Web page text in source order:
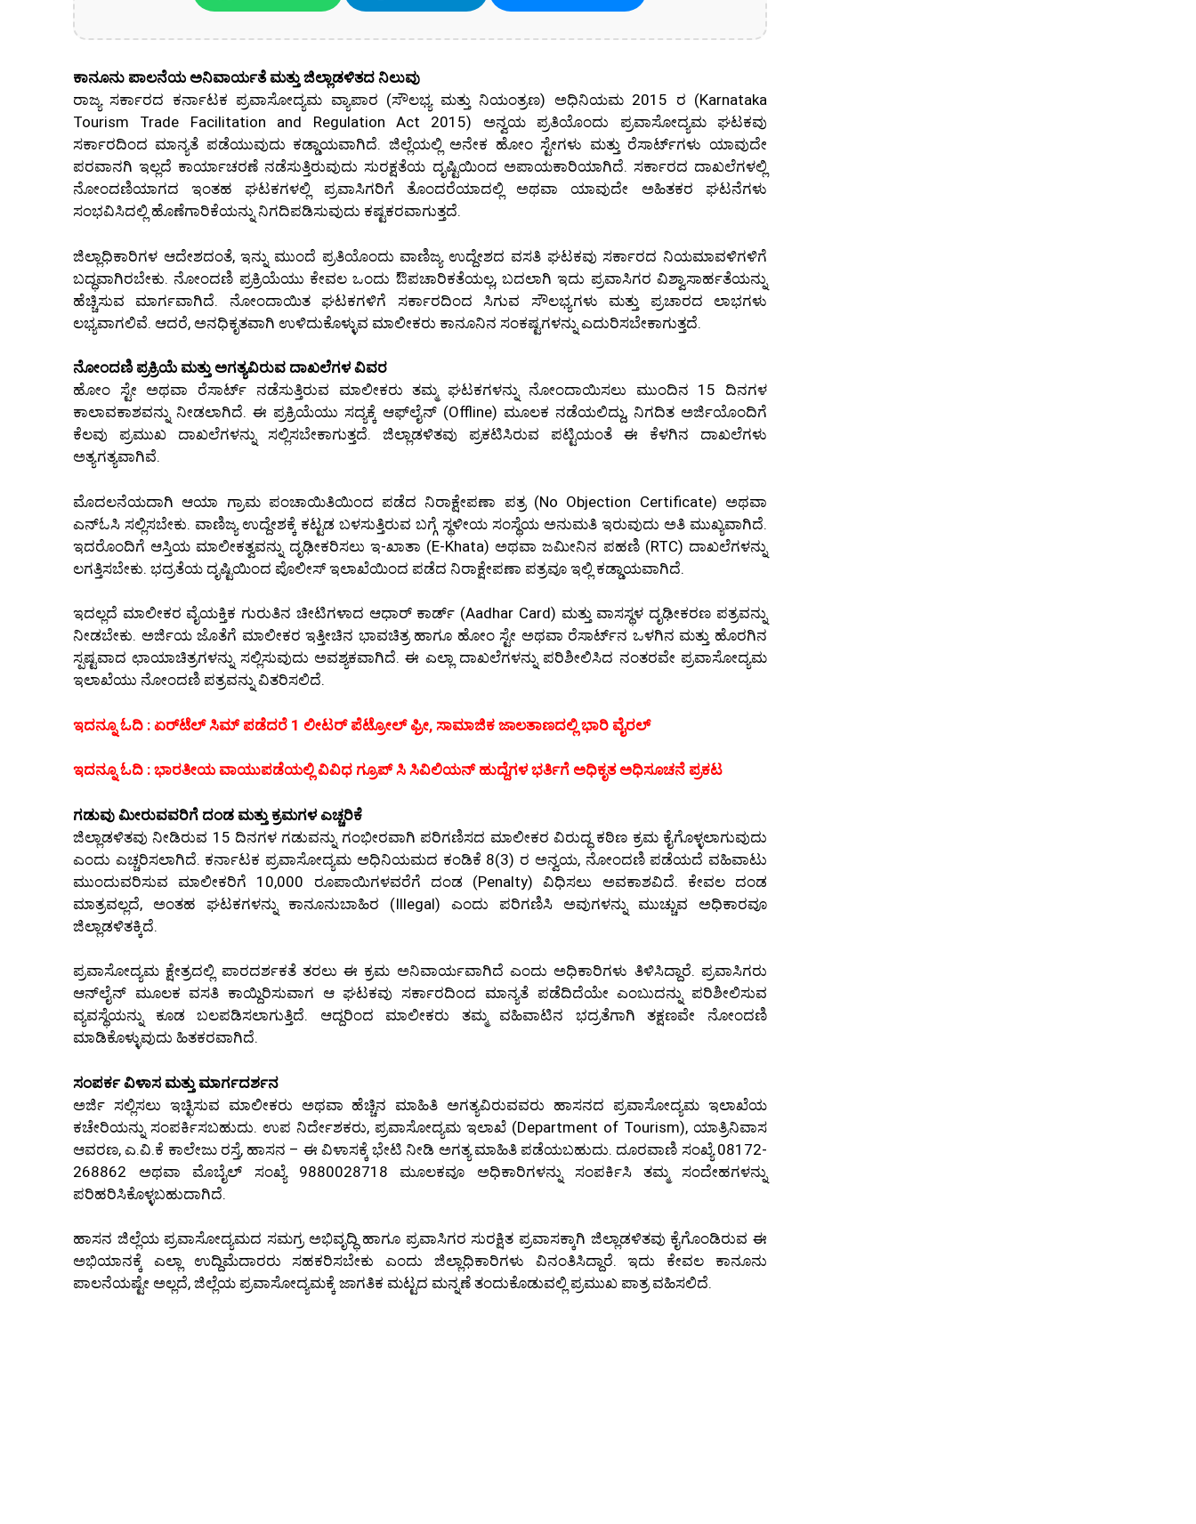
ಕಾನೂನು ಪಾಲನೆಯ ಅನಿವಾರ್ಯತೆ ಮತ್ತು ಜಿಲ್ಲಾಡಳಿತದ ನಿಲುವು
ರಾಜ್ಯ ಸರ್ಕಾರದ ಕರ್ನಾಟಕ ಪ್ರವಾಸೋದ್ಯಮ ವ್ಯಾಪಾರ (ಸೌಲಭ್ಯ ಮತ್ತು ನಿಯಂತ್ರಣ) ಅಧಿನಿಯಮ 2015 ರ (Karnataka
Tourism Trade Facilitation and Regulation Act 2015) ಅನ್ವಯ ಪ್ರತಿಯೊಂದು ಪ್ರವಾಸೋದ್ಯಮ ಘಟಕವು
ಸರ್ಕಾರದಿಂದ ಮಾನ್ಯತೆ ಪಡೆಯುವುದು ಕಡ್ಡಾಯವಾಗಿದೆ. ಜಿಲ್ಲೆಯಲ್ಲಿ ಅನೇಕ ಹೋಂ ಸ್ಟೇಗಳು ಮತ್ತು ರೆಸಾರ್ಟ್‌ಗಳು ಯಾವುದೇ
ಪರವಾನಗಿ ಇಲ್ಲದೆ ಕಾರ್ಯಾಚರಣೆ ನಡೆಸುತ್ತಿರುವುದು ಸುರಕ್ಷತೆಯ ದೃಷ್ಟಿಯಿಂದ ಅಪಾಯಕಾರಿಯಾಗಿದೆ. ಸರ್ಕಾರದ ದಾಖಲೆಗಳಲ್ಲಿ
ನೋಂದಣಿಯಾಗದ ಇಂತಹ ಘಟಕಗಳಲ್ಲಿ ಪ್ರವಾಸಿಗರಿಗೆ ತೊಂದರೆಯಾದಲ್ಲಿ ಅಥವಾ ಯಾವುದೇ ಅಹಿತಕರ ಘಟನೆಗಳು
ಸಂಭವಿಸಿದಲ್ಲಿ ಹೊಣೆಗಾರಿಕೆಯನ್ನು ನಿಗದಿಪಡಿಸುವುದು ಕಷ್ಟಕರವಾಗುತ್ತದೆ.
ಜಿಲ್ಲಾಧಿಕಾರಿಗಳ ಆದೇಶದಂತೆ, ಇನ್ನು ಮುಂದೆ ಪ್ರತಿಯೊಂದು ವಾಣಿಜ್ಯ ಉದ್ದೇಶದ ವಸತಿ ಘಟಕವು ಸರ್ಕಾರದ ನಿಯಮಾವಳಿಗಳಿಗೆ
ಬದ್ಧವಾಗಿರಬೇಕು. ನೋಂದಣಿ ಪ್ರಕ್ರಿಯೆಯು ಕೇವಲ ಒಂದು ಔಪಚಾರಿಕತೆಯಲ್ಲ, ಬದಲಾಗಿ ಇದು ಪ್ರವಾಸಿಗರ ವಿಶ್ವಾಸಾರ್ಹತೆಯನ್ನು
ಹೆಚ್ಚಿಸುವ ಮಾರ್ಗವಾಗಿದೆ. ನೋಂದಾಯಿತ ಘಟಕಗಳಿಗೆ ಸರ್ಕಾರದಿಂದ ಸಿಗುವ ಸೌಲಭ್ಯಗಳು ಮತ್ತು ಪ್ರಚಾರದ ಲಾಭಗಳು
ಲಭ್ಯವಾಗಲಿವೆ. ಆದರೆ, ಅನಧಿಕೃತವಾಗಿ ಉಳಿದುಕೊಳ್ಳುವ ಮಾಲೀಕರು ಕಾನೂನಿನ ಸಂಕಷ್ಟಗಳನ್ನು ಎದುರಿಸಬೇಕಾಗುತ್ತದೆ.
ನೋಂದಣಿ ಪ್ರಕ್ರಿಯೆ ಮತ್ತು ಅಗತ್ಯವಿರುವ ದಾಖಲೆಗಳ ವಿವರ
ಹೋಂ ಸ್ಟೇ ಅಥವಾ ರೆಸಾರ್ಟ್ ನಡೆಸುತ್ತಿರುವ ಮಾಲೀಕರು ತಮ್ಮ ಘಟಕಗಳನ್ನು ನೋಂದಾಯಿಸಲು ಮುಂದಿನ 15 ದಿನಗಳ
ಕಾಲಾವಕಾಶವನ್ನು ನೀಡಲಾಗಿದೆ. ಈ ಪ್ರಕ್ರಿಯೆಯು ಸದ್ಯಕ್ಕೆ ಆಫ್‌ಲೈನ್ (Offline) ಮೂಲಕ ನಡೆಯಲಿದ್ದು, ನಿಗದಿತ ಅರ್ಜಿಯೊಂದಿಗೆ
ಕೆಲವು ಪ್ರಮುಖ ದಾಖಲೆಗಳನ್ನು ಸಲ್ಲಿಸಬೇಕಾಗುತ್ತದೆ. ಜಿಲ್ಲಾಡಳಿತವು ಪ್ರಕಟಿಸಿರುವ ಪಟ್ಟಿಯಂತೆ ಈ ಕೆಳಗಿನ ದಾಖಲೆಗಳು
ಅತ್ಯಗತ್ಯವಾಗಿವೆ.
ಮೊದಲನೆಯದಾಗಿ ಆಯಾ ಗ್ರಾಮ ಪಂಚಾಯಿತಿಯಿಂದ ಪಡೆದ ನಿರಾಕ್ಷೇಪಣಾ ಪತ್ರ (No Objection Certificate) ಅಥವಾ
ಎನ್‌ಓಸಿ ಸಲ್ಲಿಸಬೇಕು. ವಾಣಿಜ್ಯ ಉದ್ದೇಶಕ್ಕೆ ಕಟ್ಟಡ ಬಳಸುತ್ತಿರುವ ಬಗ್ಗೆ ಸ್ಥಳೀಯ ಸಂಸ್ಥೆಯ ಅನುಮತಿ ಇರುವುದು ಅತಿ ಮುಖ್ಯವಾಗಿದೆ.
ಇದರೊಂದಿಗೆ ಆಸ್ತಿಯ ಮಾಲೀಕತ್ವವನ್ನು ದೃಢೀಕರಿಸಲು ಇ-ಖಾತಾ (E-Khata) ಅಥವಾ ಜಮೀನಿನ ಪಹಣಿ (RTC) ದಾಖಲೆಗಳನ್ನು
ಲಗತ್ತಿಸಬೇಕು. ಭದ್ರತೆಯ ದೃಷ್ಟಿಯಿಂದ ಪೊಲೀಸ್ ಇಲಾಖೆಯಿಂದ ಪಡೆದ ನಿರಾಕ್ಷೇಪಣಾ ಪತ್ರವೂ ಇಲ್ಲಿ ಕಡ್ಡಾಯವಾಗಿದೆ.
ಇದಲ್ಲದೆ ಮಾಲೀಕರ ವೈಯಕ್ತಿಕ ಗುರುತಿನ ಚೀಟಿಗಳಾದ ಆಧಾರ್ ಕಾರ್ಡ್ (Aadhar Card) ಮತ್ತು ವಾಸಸ್ಥಳ ದೃಢೀಕರಣ ಪತ್ರವನ್ನು
ನೀಡಬೇಕು. ಅರ್ಜಿಯ ಜೊತೆಗೆ ಮಾಲೀಕರ ಇತ್ತೀಚಿನ ಭಾವಚಿತ್ರ ಹಾಗೂ ಹೋಂ ಸ್ಟೇ ಅಥವಾ ರೆಸಾರ್ಟ್‌ನ ಒಳಗಿನ ಮತ್ತು ಹೊರಗಿನ
ಸ್ಪಷ್ಟವಾದ ಛಾಯಾಚಿತ್ರಗಳನ್ನು ಸಲ್ಲಿಸುವುದು ಅವಶ್ಯಕವಾಗಿದೆ. ಈ ಎಲ್ಲಾ ದಾಖಲೆಗಳನ್ನು ಪರಿಶೀಲಿಸಿದ ನಂತರವೇ ಪ್ರವಾಸೋದ್ಯಮ
ಇಲಾಖೆಯು ನೋಂದಣಿ ಪತ್ರವನ್ನು ವಿತರಿಸಲಿದೆ.
ಇದನ್ನೂ ಓದಿ : ಏರ್‌ಟೆಲ್ ಸಿಮ್ ಪಡೆದರೆ 1 ಲೀಟರ್ ಪೆಟ್ರೋಲ್ ಫ್ರೀ, ಸಾಮಾಜಿಕ ಜಾಲತಾಣದಲ್ಲಿ ಭಾರಿ ವೈರಲ್
ಇದನ್ನೂ ಓದಿ : ಭಾರತೀಯ ವಾಯುಪಡೆಯಲ್ಲಿ ವಿವಿಧ ಗ್ರೂಪ್ ಸಿ ಸಿವಿಲಿಯನ್ ಹುದ್ದೆಗಳ ಭರ್ತಿಗೆ ಅಧಿಕೃತ ಅಧಿಸೂಚನೆ ಪ್ರಕಟ
ಗಡುವು ಮೀರುವವರಿಗೆ ದಂಡ ಮತ್ತು ಕ್ರಮಗಳ ಎಚ್ಚರಿಕೆ
ಜಿಲ್ಲಾಡಳಿತವು ನೀಡಿರುವ 15 ದಿನಗಳ ಗಡುವನ್ನು ಗಂಭೀರವಾಗಿ ಪರಿಗಣಿಸದ ಮಾಲೀಕರ ವಿರುದ್ಧ ಕಠಿಣ ಕ್ರಮ ಕೈಗೊಳ್ಳಲಾಗುವುದು
ಎಂದು ಎಚ್ಚರಿಸಲಾಗಿದೆ. ಕರ್ನಾಟಕ ಪ್ರವಾಸೋದ್ಯಮ ಅಧಿನಿಯಮದ ಕಂಡಿಕೆ 8(3) ರ ಅನ್ವಯ, ನೋಂದಣಿ ಪಡೆಯದೆ ವಹಿವಾಟು
ಮುಂದುವರಿಸುವ ಮಾಲೀಕರಿಗೆ 10,000 ರೂಪಾಯಿಗಳವರೆಗೆ ದಂಡ (Penalty) ವಿಧಿಸಲು ಅವಕಾಶವಿದೆ. ಕೇವಲ ದಂಡ
ಮಾತ್ರವಲ್ಲದೆ, ಅಂತಹ ಘಟಕಗಳನ್ನು ಕಾನೂನುಬಾಹಿರ (Illegal) ಎಂದು ಪರಿಗಣಿಸಿ ಅವುಗಳನ್ನು ಮುಚ್ಚುವ ಅಧಿಕಾರವೂ
ಜಿಲ್ಲಾಡಳಿತಕ್ಕಿದೆ.
ಪ್ರವಾಸೋದ್ಯಮ ಕ್ಷೇತ್ರದಲ್ಲಿ ಪಾರದರ್ಶಕತೆ ತರಲು ಈ ಕ್ರಮ ಅನಿವಾರ್ಯವಾಗಿದೆ ಎಂದು ಅಧಿಕಾರಿಗಳು ತಿಳಿಸಿದ್ದಾರೆ. ಪ್ರವಾಸಿಗರು
ಆನ್‌ಲೈನ್ ಮೂಲಕ ವಸತಿ ಕಾಯ್ದಿರಿಸುವಾಗ ಆ ಘಟಕವು ಸರ್ಕಾರದಿಂದ ಮಾನ್ಯತೆ ಪಡೆದಿದೆಯೇ ಎಂಬುದನ್ನು ಪರಿಶೀಲಿಸುವ
ವ್ಯವಸ್ಥೆಯನ್ನು ಕೂಡ ಬಲಪಡಿಸಲಾಗುತ್ತಿದೆ. ಆದ್ದರಿಂದ ಮಾಲೀಕರು ತಮ್ಮ ವಹಿವಾಟಿನ ಭದ್ರತೆಗಾಗಿ ತಕ್ಷಣವೇ ನೋಂದಣಿ
ಮಾಡಿಕೊಳ್ಳುವುದು ಹಿತಕರವಾಗಿದೆ.
ಸಂಪರ್ಕ ವಿಳಾಸ ಮತ್ತು ಮಾರ್ಗದರ್ಶನ
ಅರ್ಜಿ ಸಲ್ಲಿಸಲು ಇಚ್ಛಿಸುವ ಮಾಲೀಕರು ಅಥವಾ ಹೆಚ್ಚಿನ ಮಾಹಿತಿ ಅಗತ್ಯವಿರುವವರು ಹಾಸನದ ಪ್ರವಾಸೋದ್ಯಮ ಇಲಾಖೆಯ
ಕಚೇರಿಯನ್ನು ಸಂಪರ್ಕಿಸಬಹುದು. ಉಪ ನಿರ್ದೇಶಕರು, ಪ್ರವಾಸೋದ್ಯಮ ಇಲಾಖೆ (Department of Tourism), ಯಾತ್ರಿನಿವಾಸ
ಆವರಣ, ಎ.ವಿ.ಕೆ ಕಾಲೇಜು ರಸ್ತೆ, ಹಾಸನ – ಈ ವಿಳಾಸಕ್ಕೆ ಭೇಟಿ ನೀಡಿ ಅಗತ್ಯ ಮಾಹಿತಿ ಪಡೆಯಬಹುದು. ದೂರವಾಣಿ ಸಂಖ್ಯೆ 08172-
268862 ಅಥವಾ ಮೊಬೈಲ್ ಸಂಖ್ಯೆ 9880028718 ಮೂಲಕವೂ ಅಧಿಕಾರಿಗಳನ್ನು ಸಂಪರ್ಕಿಸಿ ತಮ್ಮ ಸಂದೇಹಗಳನ್ನು
ಪರಿಹರಿಸಿಕೊಳ್ಳಬಹುದಾಗಿದೆ.
ಹಾಸನ ಜಿಲ್ಲೆಯ ಪ್ರವಾಸೋದ್ಯಮದ ಸಮಗ್ರ ಅಭಿವೃದ್ಧಿ ಹಾಗೂ ಪ್ರವಾಸಿಗರ ಸುರಕ್ಷಿತ ಪ್ರವಾಸಕ್ಕಾಗಿ ಜಿಲ್ಲಾಡಳಿತವು ಕೈಗೊಂಡಿರುವ ಈ
ಅಭಿಯಾನಕ್ಕೆ ಎಲ್ಲಾ ಉದ್ದಿಮೆದಾರರು ಸಹಕರಿಸಬೇಕು ಎಂದು ಜಿಲ್ಲಾಧಿಕಾರಿಗಳು ವಿನಂತಿಸಿದ್ದಾರೆ. ಇದು ಕೇವಲ ಕಾನೂನು
ಪಾಲನೆಯಷ್ಟೇ ಅಲ್ಲದೆ, ಜಿಲ್ಲೆಯ ಪ್ರವಾಸೋದ್ಯಮಕ್ಕೆ ಜಾಗತಿಕ ಮಟ್ಟದ ಮನ್ನಣೆ ತಂದುಕೊಡುವಲ್ಲಿ ಪ್ರಮುಖ ಪಾತ್ರ ವಹಿಸಲಿದೆ.